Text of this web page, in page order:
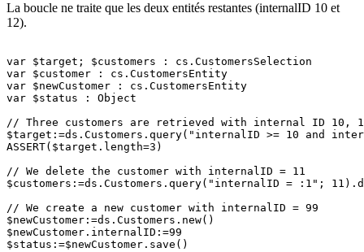
La boucle ne traite que les deux entités restantes (internalID 10 et
12).
var $target; $customers : cs.CustomersSelection
var $customer : cs.CustomersEntity
var $newCustomer : cs.CustomersEntity
var $status : Object
// Three customers are retrieved with internal ID 10,
$target:=ds.Customers.query("internalID >= 10 and
ASSERT($target.length=3)
// We delete the customer with internalID = 11
$customers:=ds.Customers.query("internalID = :1";
// We create a new customer with internalID = 99
$newCustomer:=ds.Customers.new()
$newCustomer.internalID:=99
$status:=$newCustomer.save()